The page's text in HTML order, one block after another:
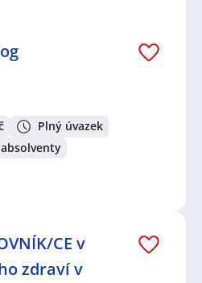
Plný úvazek
CE v
zdraví v